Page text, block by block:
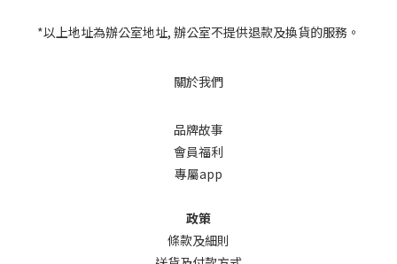
*以上地址為辦公室地址, 辦公室不提供退款及換貨的服務。
關於我們
品牌故事
會員福利
專屬app
政策
條款及細則